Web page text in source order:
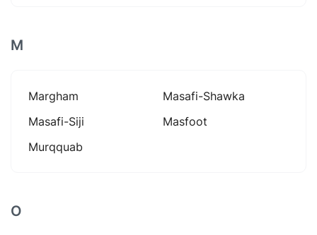
M
Margham
Masafi-Shawka
Masafi-Siji
Masfoot
Murqquab
O